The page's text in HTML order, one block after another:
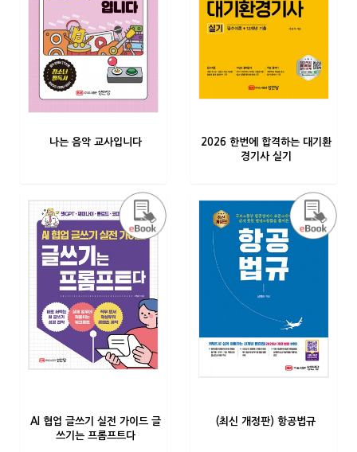
나는 음악 교사입니다
2026 한번에 합격하는 대기환
경기사 실기
AI 협업 글쓰기 실전 가이드 글
쓰기는 프롬프트다
(최신 개정판) 항공법규